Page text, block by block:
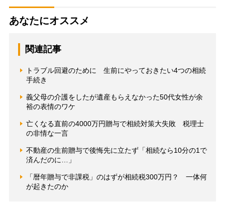
あなたにオススメ
関連記事
トラブル回避のために 生前にやっておきたい4つの相続
手続き
義父母の介護をしたが遺産もらえなかった50代女性が余
裕の表情のワケ
亡くなる直前の4000万円贈与で相続対策大失敗 税理士
の非情な一言
不動産の生前贈与で後悔先に立たず「相続なら10分の1で
済んだのに…」
「暦年贈与で非課税」のはずが相続税300万円？ 一体何
が起きたのか